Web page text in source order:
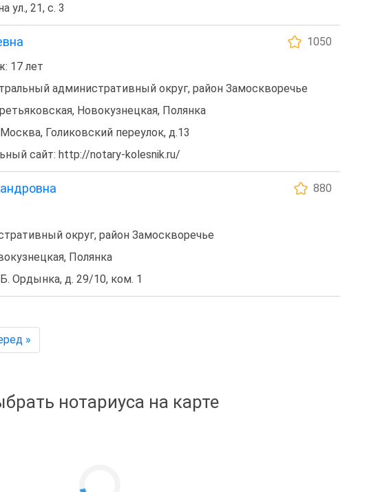
ул., 21, с. 3
1050
17 лет
административный округ, район Замоскворечье
Новокузнецкая, Полянка
Голиковский переулок, д.13
сайт: http://notary-kolesnik.ru/
880
округ, район Замоскворечье
Полянка
Ордынка, д. 29/10, ком. 1
»
нотариуса на карте